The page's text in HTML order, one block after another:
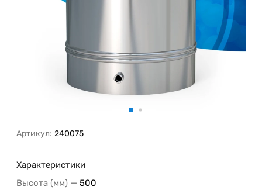
Артикул: 240075
Характеристики
Высота (мм) — 500